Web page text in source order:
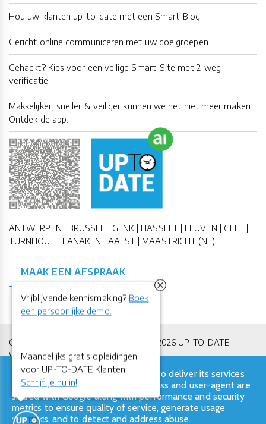
Hou uw klanten up-to-date met een Smart-Blog
Gericht online communiceren met uw doelgroepen
Gehackt? Kies voor een veilige Smart-Site met 2-weg-
verificatie
Makkelijker, sneller & veiliger kunnen we het niet meer maken.
Ontdek de app.
ANTWERPEN | BRUSSEL | GENK | HASSELT | LEUVEN | GEEL |
TURNHOUT | LANAKEN | AALST | MAASTRICHT (NL)
MAAK EEN AFSPRAAK
Copyright All Rights Reserved © 2011-2026 UP-TO-DATE
WebDesign
Privacy & Cookies
Locations Algemene Voorwaarden
This site uses cookies from Google to deliver its services
and to analyze traffic. Your IP address and user-agent are
shared with Google along with performance and security
metrics to ensure quality of service, generate usage
statistics, and to detect and address abuse.
Vrijblijvende kennismaking? Boek
een persoonlijke demo.
Maandelijks gratis opleidingen
voor UP-TO-DATE Klanten:
Schrijf je nu in!